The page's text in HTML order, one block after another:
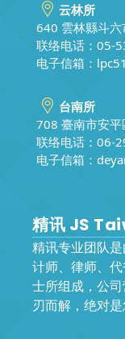
云林所
640 雲林縣斗
联络电话：05-
电子信箱：
台南所
708 臺南市安
联络电话：06-
电子信箱：
精讯 JS
精讯专业团队
计师、律师、
士所组成，公
刃而解，绝对是